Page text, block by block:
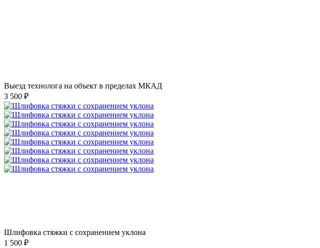
Выезд технолога на объект в пределах МКАД
3 500 ₽
Шлифовка стяжки с сохранением уклона
1 500 ₽